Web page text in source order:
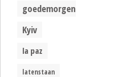
goedemorgen
Kyiv
la paz
latenstaan